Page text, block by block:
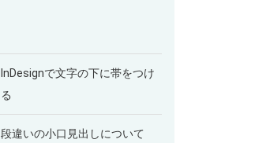
InDesignで文字の下に帯をつけ
る
段違いの小口見出しについて